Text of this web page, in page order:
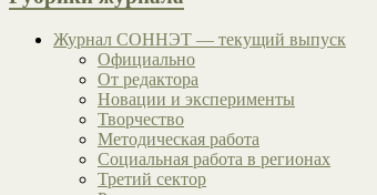
Журнал СОННЭТ — текущий выпуск
Официально
От редактора
Новации и эксперименты
Творчество
Методическая работа
Социальная работа в регионах
Третий сектор